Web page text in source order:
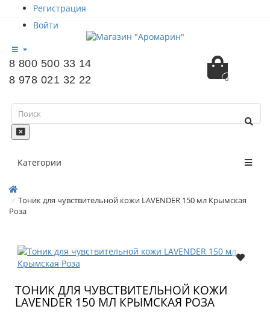
Регистрация
Войти
8 800 500 33 14
8 978 021 32 22
0
Категории
Тоник для чувствительной кожи LAVENDER 150 мл Крымская
Роза
ТОНИК ДЛЯ ЧУВСТВИТЕЛЬНОЙ КОЖИ
LAVENDER 150 МЛ КРЫМСКАЯ РОЗА